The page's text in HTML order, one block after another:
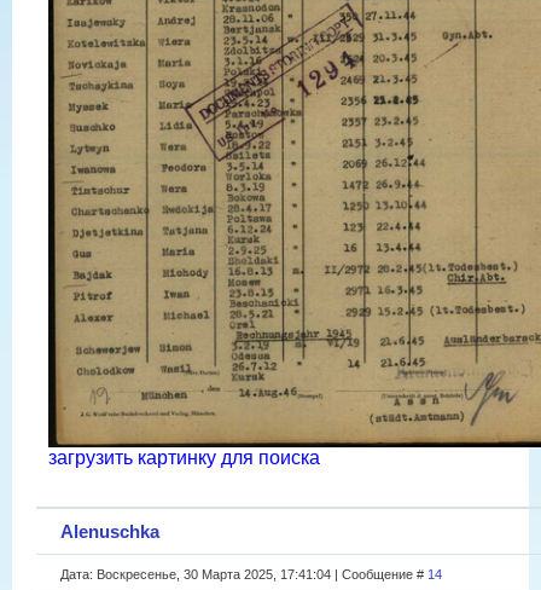
загрузить картинку для поиска
Alenuschka
Дата: Воскресенье, 30 Марта 2025, 17:41:04 | Сообщение # 14